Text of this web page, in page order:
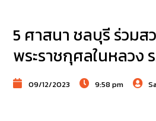
5 ศาสนา ชลบุรี ร่วม
พระราชกุศลในหลวง
09/12/2023 9:58 pm